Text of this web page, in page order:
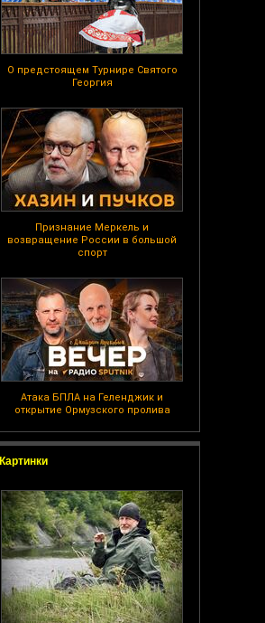
О предстоящем Турнире Святого
Георгия
Признание Меркель и
возвращение России в большой
спорт
Атака БПЛА на Геленджик и
открытие Ормузского пролива
Картинки